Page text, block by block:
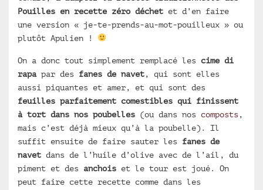
Pouilles en recette zéro déchet et d’en faire
une version « je-te-prends-au-mot-pouilleux » ou
plutôt Apulien !
On a donc tout simplement remplacé les cime di
rapapar des fanes de navet, qui sont elles
aussi piquantes et amer, et qui sont des
feuilles parfaitement comestibles qui finissent
à tort dans nos poubelles (ou dans nos composts,
mais c’est déjà mieux qu’à la poubelle). Il
suffit ensuite de faire sauter les fanes de
navet dans de l’huile d’olive avec de l’ail, du
piment et des anchois et le tour est joué. On
peut faire cette recette comme dans les